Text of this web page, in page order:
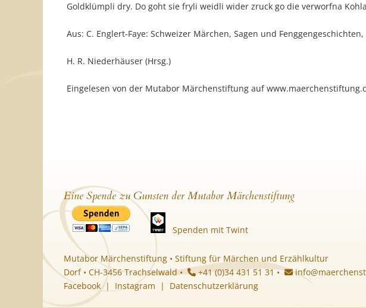
Goldklümpli dry. Do goht sie fryli weidli wider zruck go die verworfna
Aus: C. Englert-Faye: Schweizer Märchen, Sagen und Fenggengeschichten,
H. R. Niederhäuser (Hrsg.)
Eingelesen von der Mutabor Märchenstiftung auf
Eine Spende zu Gunsten der Mutabor Märchenstiftung
Spenden mit Twint
Mutabor Märchenstiftung • Stiftung für Märchen und Erzählkultur
Dorf • CH-3456 Trachselwald •
+41 (0)34 431 51 31 •
Facebook| Instagram | Datenschutzerklärung